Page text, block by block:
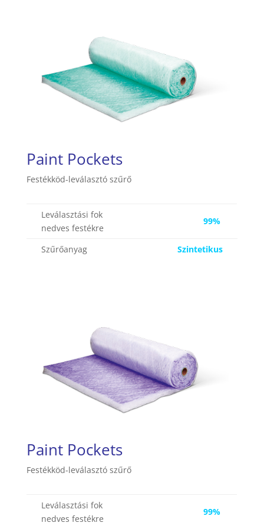
Paint Pockets
Festékköd-leválasztó szűrő
Leválasztási fok
nedves festékre
99%
Szűrőanyag Szintetikus
Paint Pockets
Festékköd-leválasztó szűrő
Leválasztási fok
nedves festékre
99%